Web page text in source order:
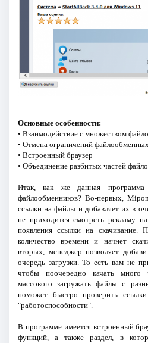
Основные особенности:
• Взаимодействие с множеством
• Отмена ограничений
• Встроенный браузер
• Объединение разбитых частей
Итак, как же данная программа
файлообменников? Во-первых,
ссылки на файлы и добавляет их в
не приходится смотреть рекламу
появления ссылки на скачивание.
количество времени и начнет
вторых, менеджер позволяет
очередь загрузки. То есть вам не
чтобы поочередно качать много
массового загружать файлы с
поможет быстро проверить
"работоспособности".
В программе имеется встроенный
функций, а также раздел, в